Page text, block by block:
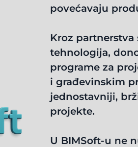
povećavaju
Kroz
tehnologija,
programe za
i građevinskim
jednostavniji,
projekte.
U BIMSoft-u ne